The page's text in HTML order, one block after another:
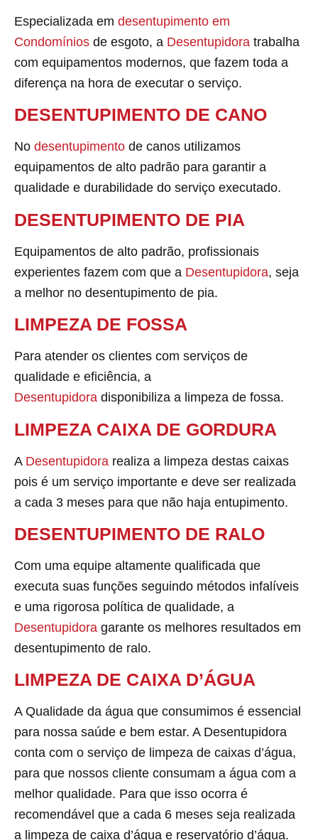
Especializada em desentupimento em
Condomínios de esgoto, a Desentupidora trabalha
com equipamentos modernos, que fazem toda a
diferença na hora de executar o serviço.
DESENTUPIMENTO DE CANO
No desentupimento de canos utilizamos
equipamentos de alto padrão para garantir a
qualidade e durabilidade do serviço executado.
DESENTUPIMENTO DE PIA
Equipamentos de alto padrão, profissionais
experientes fazem com que a Desentupidora, seja
a melhor no desentupimento de pia.
LIMPEZA DE FOSSA
Para atender os clientes com serviços de
qualidade e eficiência, a
Desentupidora disponibiliza a limpeza de fossa.
LIMPEZA CAIXA DE GORDURA
A Desentupidora realiza a limpeza destas caixas
pois é um serviço importante e deve ser realizada
a cada 3 meses para que não haja entupimento.
DESENTUPIMENTO DE RALO
Com uma equipe altamente qualificada que
executa suas funções seguindo métodos infalíveis
e uma rigorosa política de qualidade, a
Desentupidora garante os melhores resultados em
desentupimento de ralo.
LIMPEZA DE CAIXA D’ÁGUA
A Qualidade da água que consumimos é essencial
para nossa saúde e bem estar. A Desentupidora
conta com o serviço de limpeza de caixas d’água,
para que nossos cliente consumam a água com a
melhor qualidade. Para que isso ocorra é
recomendável que a cada 6 meses seja realizada
a limpeza de caixa d’água e reservatório d’água.